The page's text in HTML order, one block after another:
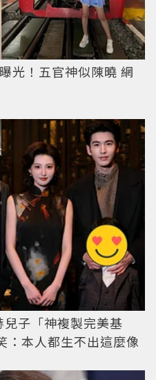
光！五官神似陳曉 網
子「神複製完美基
：本人都生不出這麼像